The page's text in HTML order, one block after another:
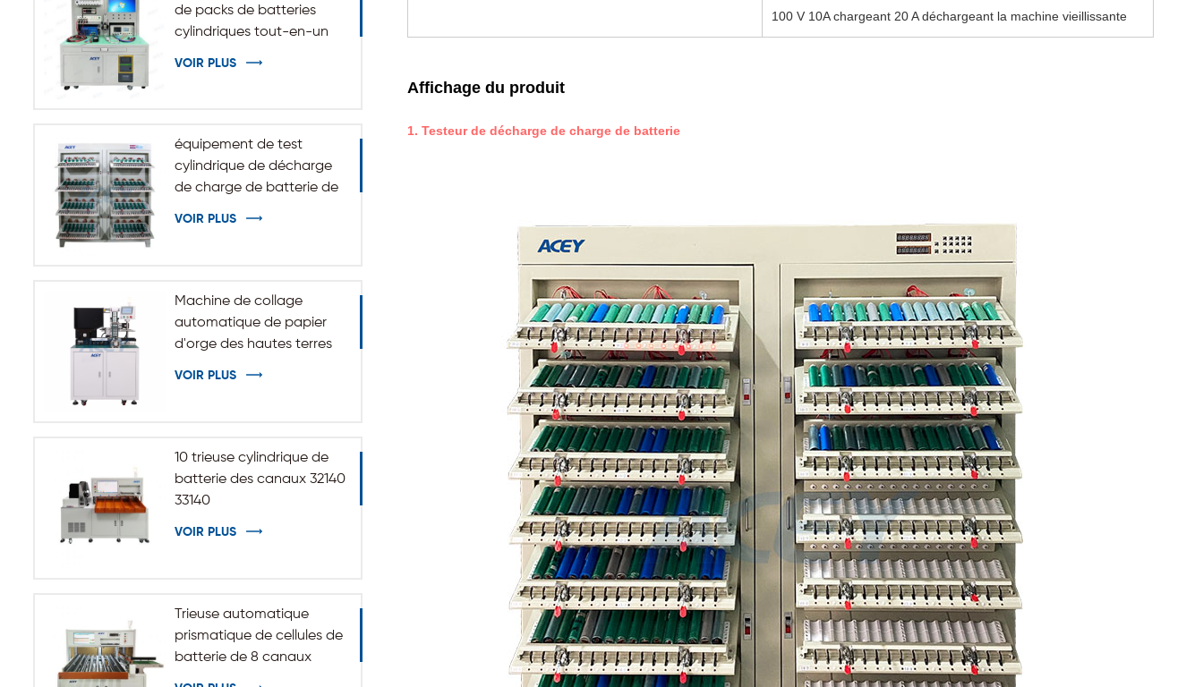
de packs de batteries
cylindriques tout-en-un
VOIR PLUS
équipement de test
cylindrique de décharge
de charge de batterie de
VOIR PLUS
Machine de collage
automatique de papier
d'orge des hautes terres
VOIR PLUS
10 trieuse cylindrique de
batterie des canaux 32140
33140
VOIR PLUS
Trieuse automatique
prismatique de cellules de
batterie de 8 canaux
100 V 10A chargeant 20 A déchargeant la machine vieillissante
Affichage du produit
1. Testeur de décharge de charge de batterie